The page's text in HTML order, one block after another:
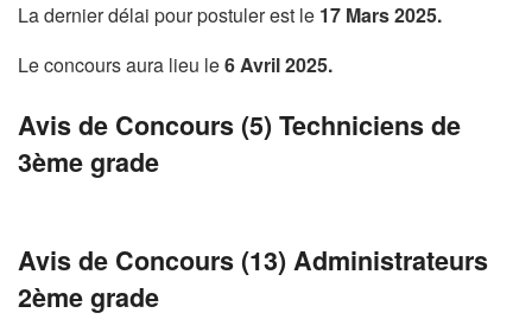
La dernier délai pour postuler est le 17 Mars 2025.
Le concours aura lieu le6 Avril 2025.
Avis de Concours (5) Techniciens de
3ème grade
Avis de Concours (13) Administrateurs
2ème grade